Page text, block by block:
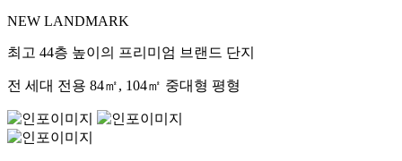
NEW LANDMARK
최고 44층 높이의 프리미엄 브랜드 단지
전 세대 전용 84㎡, 104㎡ 중대형 평형